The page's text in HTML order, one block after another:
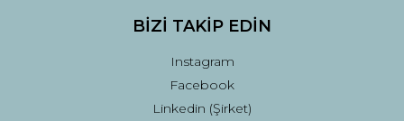
BİZİ TAKİP EDİN
Instagram
Facebook
Linkedin (Şirket)